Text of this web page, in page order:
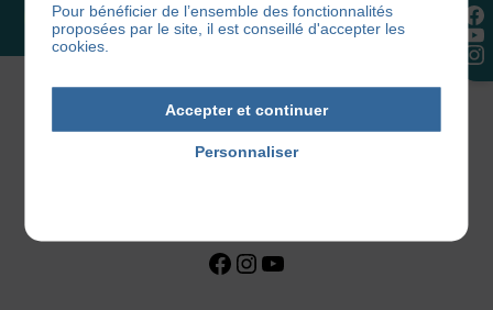
NOUS REJOINDRE
Facebook InstagramYouTube
Pour bénéficier de l’ensemble des fonctionnalités
proposées par le site, il est conseillé d'accepter les
cookies.
Accepter et continuer
Personnaliser